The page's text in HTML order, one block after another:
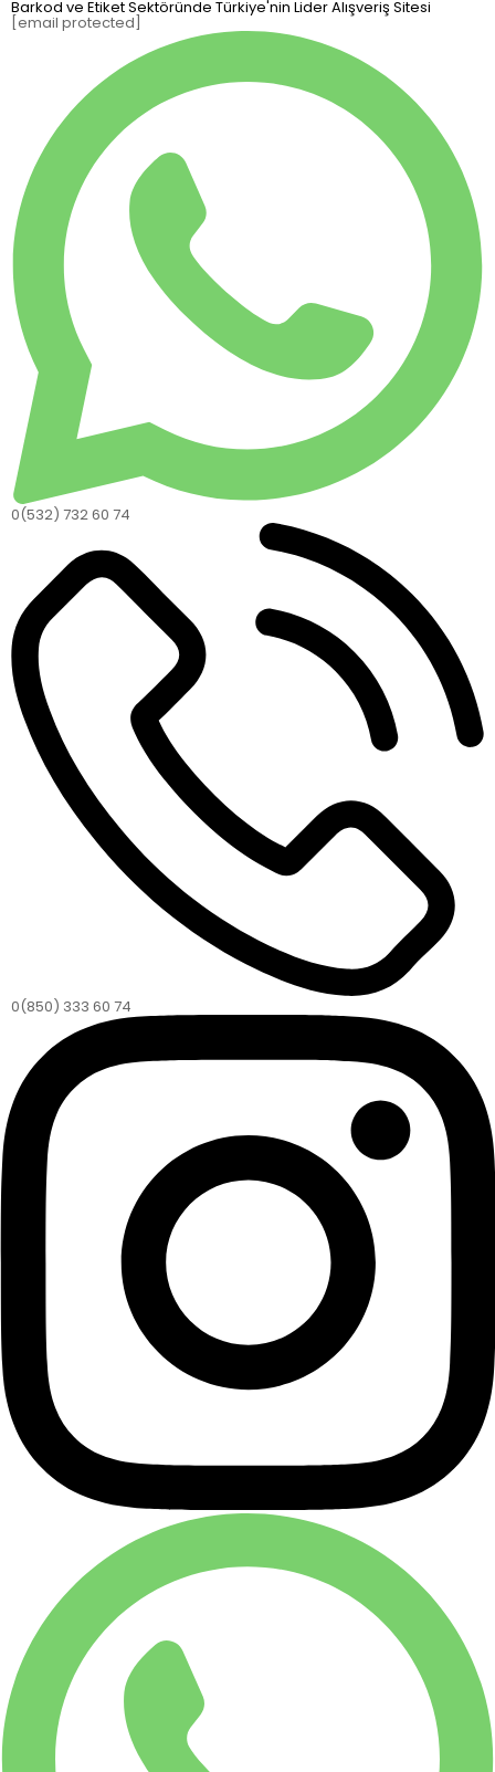
Barkod ve Etiket Sektöründe Türkiye'nin Lider Alışveriş Sitesi
[email protected]
0(532) 732 60 74
0(850) 333 60 74